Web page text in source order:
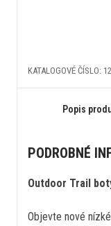
KATALOGOVÉ ČÍSLO:
Popis
PODROBNÉ
Outdoor Trail
Objevte nové